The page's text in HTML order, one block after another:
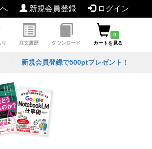
新規会員登録 ログイン
り 注文履歴 ダウンロード
0
カートを見る
新規会員登録で500ptプレゼント！